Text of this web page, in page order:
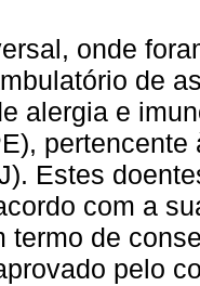
onde
de
alergia e
Estes
com a
termo de
pelo